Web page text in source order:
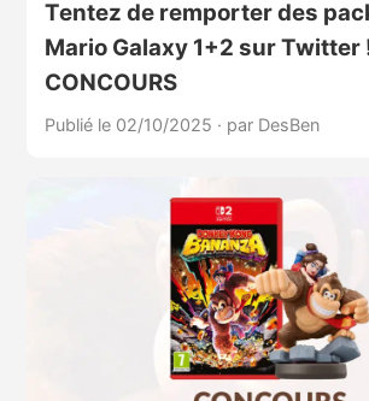
Tentez de remporter des
Mario Galaxy 1+2 sur Twitter
CONCOURS
Publié le 02/10/2025 · par DesBen